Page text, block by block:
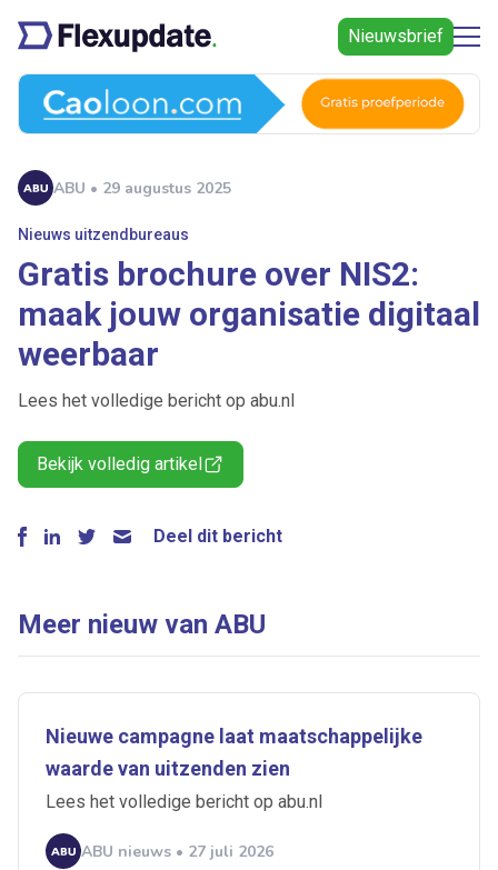
Nieuwsbrief
ABU • 29 augustus 2025
Nieuws uitzendbureaus
Gratis brochure over NIS2:
maak jouw organisatie digitaal
weerbaar
Lees het volledige bericht op abu.nl
Bekijk volledig artikel
Deel dit bericht
Meer nieuw van ABU
Nieuwe campagne laat maatschappelijke
waarde van uitzenden zien
Lees het volledige bericht op abu.nl
ABU nieuws • 27 juli 2026